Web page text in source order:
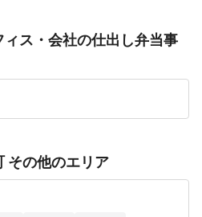
ィス・会社の仕出し弁当事
その他のエリア